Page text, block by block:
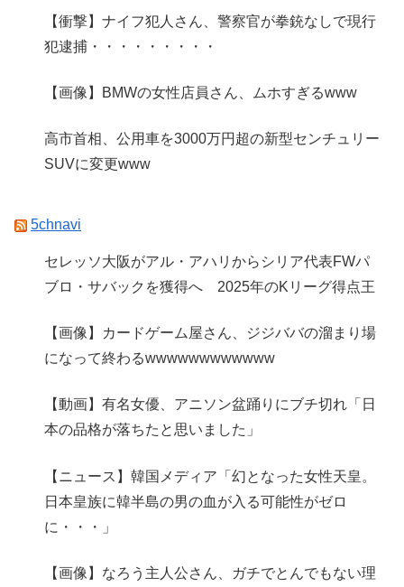
【衝撃】ナイフ犯人さん、警察官が拳銃なしで現行
犯逮捕・・・・・・・・・
【画像】BMWの女性店員さん、ムホすぎるwww
高市首相、公用車を3000万円超の新型センチュリー
SUVに変更www
5chnavi
セレッソ大阪がアル・アハリからシリア代表FWパ
ブロ・サバックを獲得へ 2025年のKリーグ得点王
【画像】カードゲーム屋さん、ジジババの溜まり場
になって終わるwwwwwwwwwwww
【動画】有名女優、アニソン盆踊りにブチ切れ「日
本の品格が落ちたと思いました」
【ニュース】韓国メディア「幻となった女性天皇。
日本皇族に韓半島の男の血が入る可能性がゼロ
に・・・」
【画像】なろう主人公さん、ガチでとんでもない理